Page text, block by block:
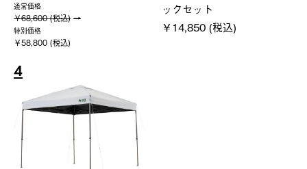
通常価格
￥68,600 (税込)
特別価格
￥58,800 (税込)
ックセット
￥14,850 (税込)
4